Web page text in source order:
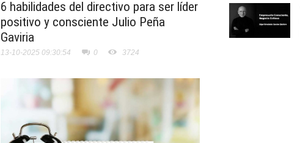
6 habilidades del directivo para ser líder
positivo y consciente Julio Peña
Gaviria
13-10-2025 09:30:54 0 3724